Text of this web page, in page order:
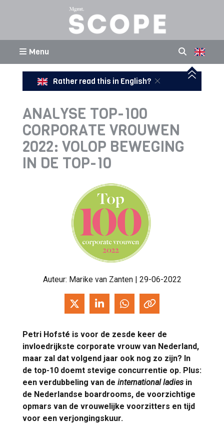
Menu
Rather read this in English?
ANALYSE TOP-100
CORPORATE VROUWEN
2022: VOLOP BEWEGING
IN DE TOP-10
Auteur: Marike van Zanten| 29-06-2022
Petri Hofsté is voor de zesde keer de
invloedrijkste corporate vrouw van Nederland,
maar zal dat volgend jaar ook nog zo zijn? In
de top-10 doemt stevige concurrentie op. Plus:
een verdubbeling van de international ladies in
de Nederlandse boardrooms, de voorzichtige
opmars van de vrouwelijke voorzitters en tijd
voor een verjongingskuur.